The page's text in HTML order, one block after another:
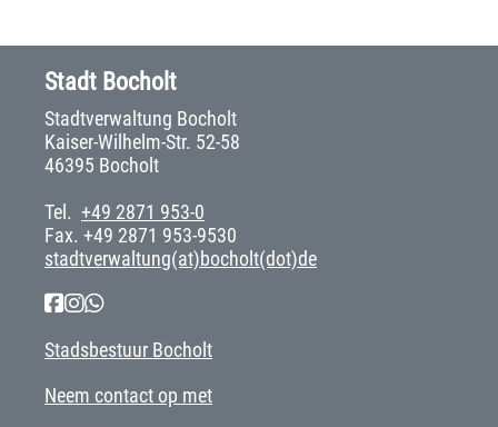
Stadt Bocholt
Stadtverwaltung Bocholt
Kaiser-Wilhelm-Str. 52-58
46395 Bocholt
Tel. +49 2871 953-0
Fax. +49 2871 953-9530
stadtverwaltung(at)bocholt(dot)de
Stadsbestuur Bocholt
Neem contact op met